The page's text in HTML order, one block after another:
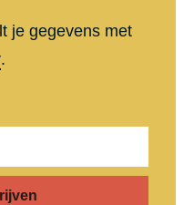
je gegevens met
.